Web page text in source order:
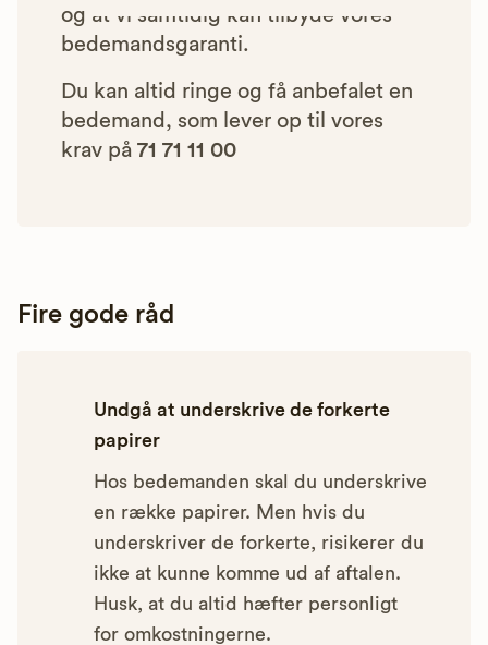
og at vi samtidig kan tilbyde vores
bedemandsgaranti.
Du kan altid ringe og få anbefalet en
bedemand, som lever op til vores
krav på 71 71 11 00
Fire gode råd
Undgå at underskrive de forkerte
papirer
Hos bedemanden skal du underskrive
en række papirer. Men hvis du
underskriver de forkerte, risikerer du
ikke at kunne komme ud af aftalen.
Husk, at du altid hæfter personligt
for omkostningerne.